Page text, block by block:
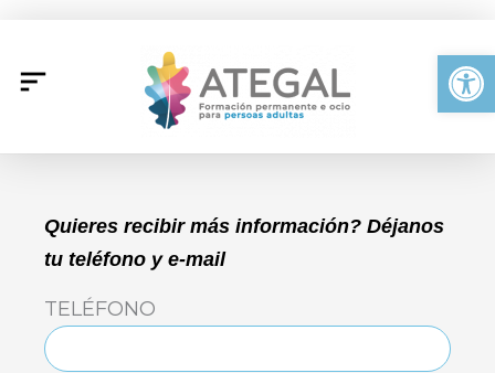
contenido
Quieres recibir más información? Déjanos
tu teléfono y e-mail
TELÉFONO